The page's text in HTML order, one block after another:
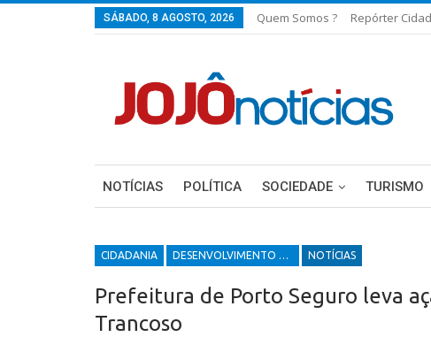
SÁBADO, 8 AGOSTO, 2026 Quem Somos ? Repórter
NOTÍCIAS POLÍTICA SOCIEDADE TURISMO
CIDADANIA DESENVOLVIMENTO ECONÔMICO E SOCIAL NOTÍCIAS
Prefeitura de Porto Seguro leva
Trancoso